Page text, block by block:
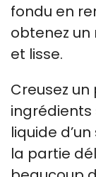
fondu en
obtenez
et lisse.
Creusez
ingrédients
liquide
la partie